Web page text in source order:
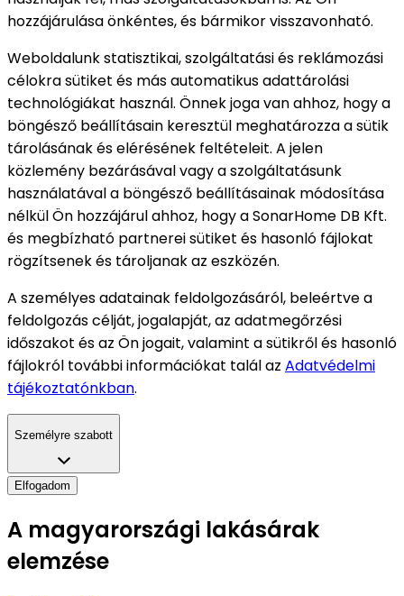
hozzájárulása önkéntes, és bármikor visszavonható.
Weboldalunk statisztikai, szolgáltatási és reklámozási
célokra sütiket és más automatikus adattárolási
technológiákat használ. Önnek joga van ahhoz, hogy a
böngésző beállításain keresztül meghatározza a sütik
tárolásának és elérésének feltételeit. A jelen
közlemény bezárásával vagy a szolgáltatásunk
használatával a böngésző beállításainak módosítása
nélkül Ön hozzájárul ahhoz, hogy a SonarHome DB Kft.
és megbízható partnerei sütiket és hasonló fájlokat
rögzítsenek és tároljanak az eszközén.
A személyes adatainak feldolgozásáról, beleértve a
feldolgozás célját, jogalapját, az adatmegőrzési
időszakot és az Ön jogait, valamint a sütikről és hasonló
fájlokról további információkat talál az Adatvédelmi
tájékoztatónkban.
Személyre szabott
Elfogadom
A magyarországi lakásárak
elemzése